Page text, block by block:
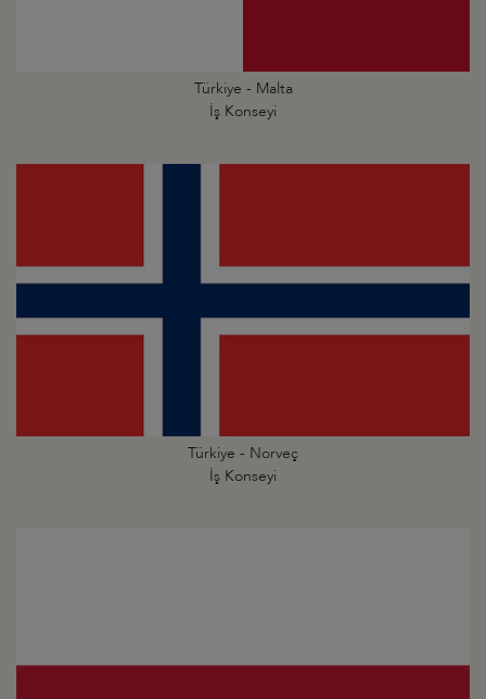
Türkiye - Malta
İş Konseyi
Türkiye - Norveç
İş Konseyi